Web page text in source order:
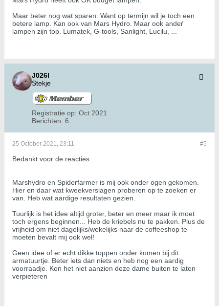
Maar beter nog wat sparen. Want op termijn wil je toch een
betere lamp. Kan ook van Mars Hydro. Maar ook andeŕ
lampen zijn top. Lumatek, G-tools, Sanlight, Lucilu, ...
J026l
Stekje
Registratie op: Oct 2021
Berichten: 6
#5
25 October 2021, 23:11
Bedankt voor de reacties
Marshydro en Spiderfarmer is mij ook onder ogen gekomen.
Hier en daar wat kweekverslagen proberen op te zoeken er
van. Heb wat aardige resultaten gezien.
Tuurlijk is het idee altijd groter, beter en meer maar ik moet
toch ergens beginnen... Heb de kriebels nu te pakken. Plus de
vrijheid om niet dagelijks/wekelijks naar de coffeeshop te
moeten bevalt mij ook wel!
Geen idee of er echt dikke toppen onder komen bij dit
armatuurtje. Beter iets dan niets en heb nog een aardig
voorraadje. Kon het niet aanzien deze dame buiten te laten
verpieteren